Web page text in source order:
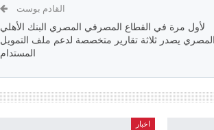
القادم بوست
لأول مرة في القطاع المصرفي المصري البنك الأهلي
المصري يصدر ثلاثة تقارير متخصصة لدعم ملف التمويل
المستدام
اخبار